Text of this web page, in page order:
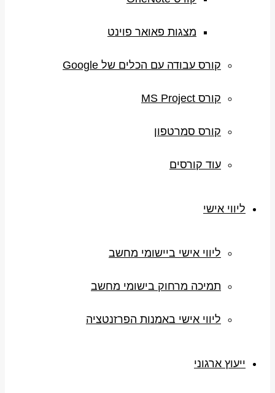
מצגות פאואר פוינט
קורס עבודה עם הכלים של Google
קורס MS Project
קורס סמרטפון
עוד קורסים
ליווי אישי
ליווי אישי ביישומי מחשב
תמיכה מרחוק בישומי מחשב
ליווי אישי באמנות הפרזנטציה
ייעוץ ארגוני